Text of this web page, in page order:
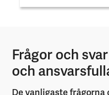
Fråg­or och
och
De vanligaste frågorna